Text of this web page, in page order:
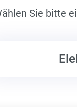
Sie bitte